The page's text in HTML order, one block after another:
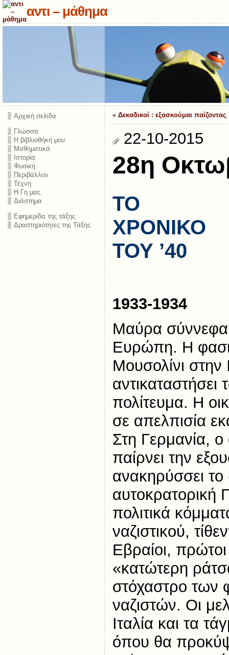
αντι – μάθημα
Αρχική σελίδα
Γλώσσα
Η βιβλιοθήκη μου
Μαθηματικά
Ιστορία
Φυσική
Περιβάλλον
Τέχνη
Η Γη μας
Διάστημα
Εφημερίδα της τάξης
Δραστηριότητες της Τάξης
« Δεκαδικοί : εξασκούμαι παίζοντας
22-10-2015
28η
ΤΟ
ΧΡΟΝΙΚΟ
ΤΟΥ ’40
1933-1934
Μαύρα σύννεφα
Ευρώπη. Η
Μουσολίνι στην
αντικαταστήσει
πολίτευμα. Η
σε απελπισία
Στη Γερμανία,
παίρνει την
ανακηρύσσει το
αυτοκρατορική
πολιτικά
ναζιστικού,
Εβραίοι,
«κατώτερη
στόχαστρο των
ναζιστών. Οι
Ιταλία και τα
όπου θα